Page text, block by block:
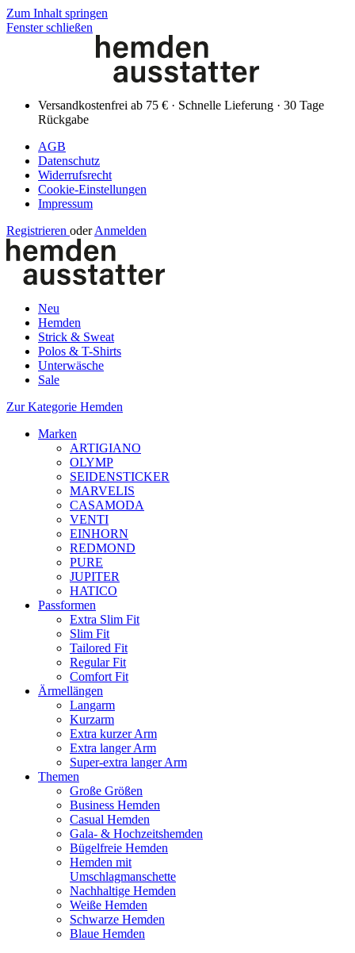
Zum Inhalt springen
Fenster schließen
Versandkostenfrei ab 75 € · Schnelle Lieferung · 30 Tage
Rückgabe
AGB
Datenschutz
Widerrufsrecht
Cookie-Einstellungen
Impressum
Registrieren oder Anmelden
Neu
Hemden
Strick & Sweat
Polos & T-Shirts
Unterwäsche
Sale
Zur Kategorie Hemden
Marken
ARTIGIANO
OLYMP
SEIDENSTICKER
MARVELIS
CASAMODA
VENTI
EINHORN
REDMOND
PURE
JUPITER
HATICO
Passformen
Extra Slim Fit
Slim Fit
Tailored Fit
Regular Fit
Comfort Fit
Ärmellängen
Langarm
Kurzarm
Extra kurzer Arm
Extra langer Arm
Super-extra langer Arm
Themen
Große Größen
Business Hemden
Casual Hemden
Gala- & Hochzeitshemden
Bügelfreie Hemden
Hemden mit
Umschlagmanschette
Nachhaltige Hemden
Weiße Hemden
Schwarze Hemden
Blaue Hemden